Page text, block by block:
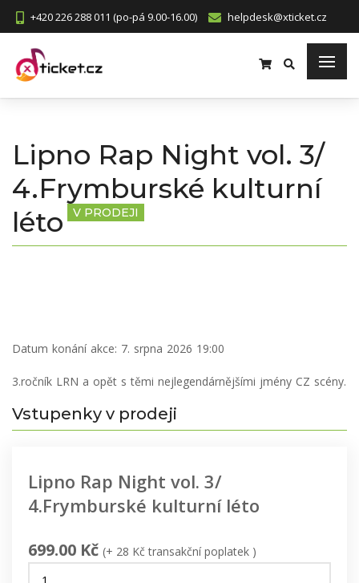
+420 226 288 011 (po-pá 9.00-16.00) helpdesk@xticket.cz
Lipno Rap Night vol. 3/
4.Frymburské kulturní
léto
V PRODEJI
Datum konání akce: 7. srpna 2026 19:00
3.ročník LRN a opět s těmi nejlegendárnějšími jmény CZ scény.
Vstupenky v prodeji
Lipno Rap Night vol. 3/
4.Frymburské kulturní léto
699.00 Kč (+ 28 Kč transakční poplatek )